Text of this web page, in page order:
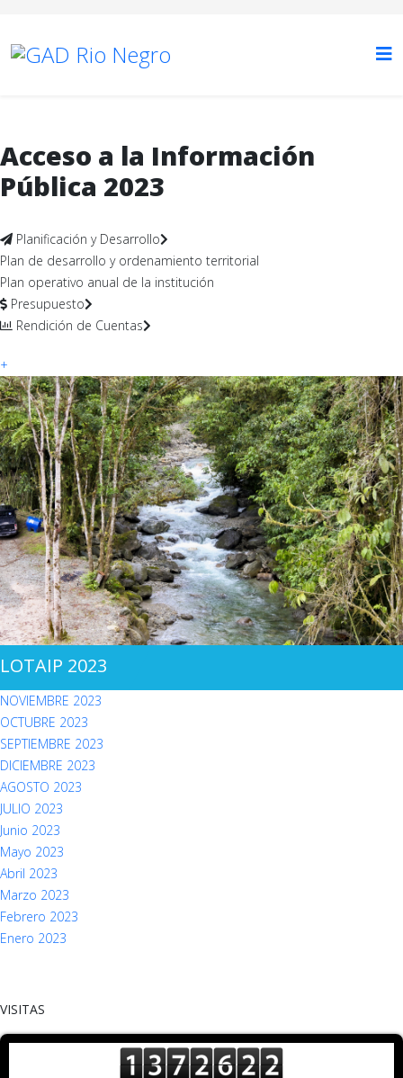
Acceso a la Información
Pública 2023
Planificación y Desarrollo
Plan de desarrollo y ordenamiento territorial
Plan operativo anual de la institución
Presupuesto
Rendición de Cuentas
+
LOTAIP 2023
NOVIEMBRE 2023
OCTUBRE 2023
SEPTIEMBRE 2023
DICIEMBRE 2023
AGOSTO 2023
JULIO 2023
Junio 2023
Mayo 2023
Abril 2023
Marzo 2023
Febrero 2023
Enero 2023
VISITAS